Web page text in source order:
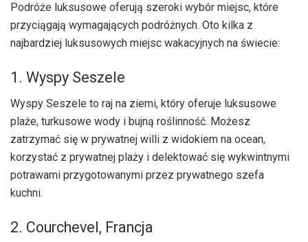
Podróże luksusowe oferują szeroki wybór miejsc, które
przyciągają wymagających podróżnych. Oto kilka z
najbardziej luksusowych miejsc wakacyjnych na świecie:
1. Wyspy Seszele
Wyspy Seszele to raj na ziemi, który oferuje luksusowe
plaże, turkusowe wody i bujną roślinność. Możesz
zatrzymać się w prywatnej willi z widokiem na ocean,
korzystać z prywatnej plaży i delektować się wykwintnymi
potrawami przygotowanymi przez prywatnego szefa
kuchni.
2. Courchevel, Francja